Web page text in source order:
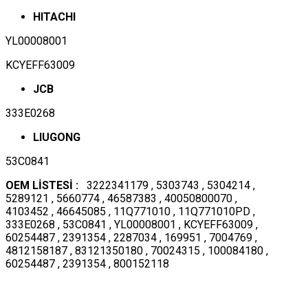
HITACHI
YL00008001
KCYEFF63009
JCB
333E0268
LIUGONG
53C0841
OEM LİSTESİ : 3222341179 , 5303743 , 5304214 ,
5289121 , 5660774 , 46587383 , 40050800070 ,
4103452 , 46645085 , 11Q771010 , 11Q771010PD ,
333E0268 , 53C0841 , YL00008001 , KCYEFF63009 ,
60254487 , 2391354 , 2287034 , 169951 , 7004769 ,
4812158187 , 83121350180 , 70024315 , 100084180 ,
60254487 , 2391354 , 800152118